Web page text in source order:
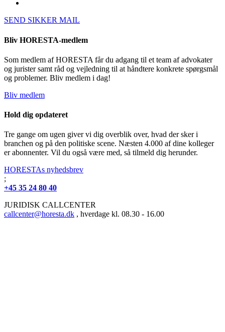
SEND SIKKER MAIL
Bliv HORESTA-medlem
Som medlem af HORESTA får du adgang til et team af advokater
og jurister samt råd og vejledning til at håndtere konkrete spørgsmål
og problemer. Bliv medlem i dag!
Bliv medlem
Hold dig opdateret
Tre gange om ugen giver vi dig overblik over, hvad der sker i
branchen og på den politiske scene. Næsten 4.000 af dine kolleger
er abonnenter. Vil du også være med, så tilmeld dig herunder.
HORESTAs nyhedsbrev
;
+45 35 24 80 40
JURIDISK CALLCENTER
callcenter@horesta.dk , hverdage kl. 08.30 - 16.00